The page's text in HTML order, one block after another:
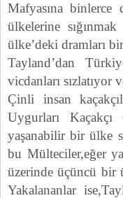
Mafyasına
ülkelerine
ülke’deki dramları
Tayland’dan
vicdanları sızlatıyor
Çinli insan
Uygurları
yaşanabilir bir ülke
bu Mülteciler,eğer
üzerinde üçüncü bir
Yakalananlar